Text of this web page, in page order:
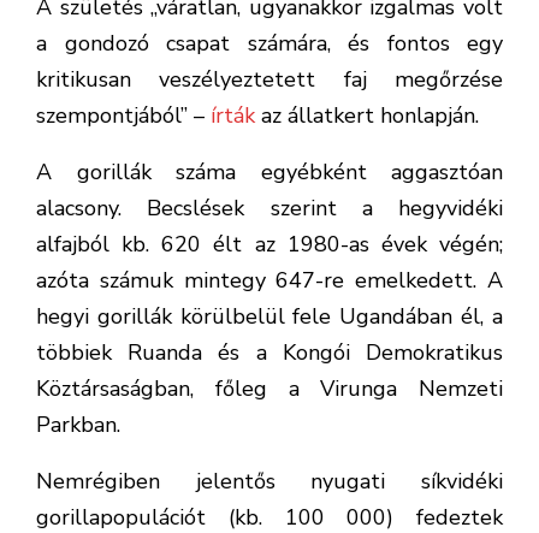
A születés „váratlan, ugyanakkor izgalmas volt
a gondozó csapat számára, és fontos egy
kritikusan veszélyeztetett faj megőrzése
szempontjából” – írták az állatkert honlapján.
A gorillák száma egyébként aggasztóan
alacsony. Becslések szerint a hegyvidéki
alfajból kb. 620 élt az 1980-as évek végén;
azóta számuk mintegy 647-re emelkedett. A
hegyi gorillák körülbelül fele Ugandában él, a
többiek Ruanda és a Kongói Demokratikus
Köztársaságban, főleg a Virunga Nemzeti
Parkban.
Nemrégiben jelentős nyugati síkvidéki
gorillapopulációt (kb. 100 000) fedeztek